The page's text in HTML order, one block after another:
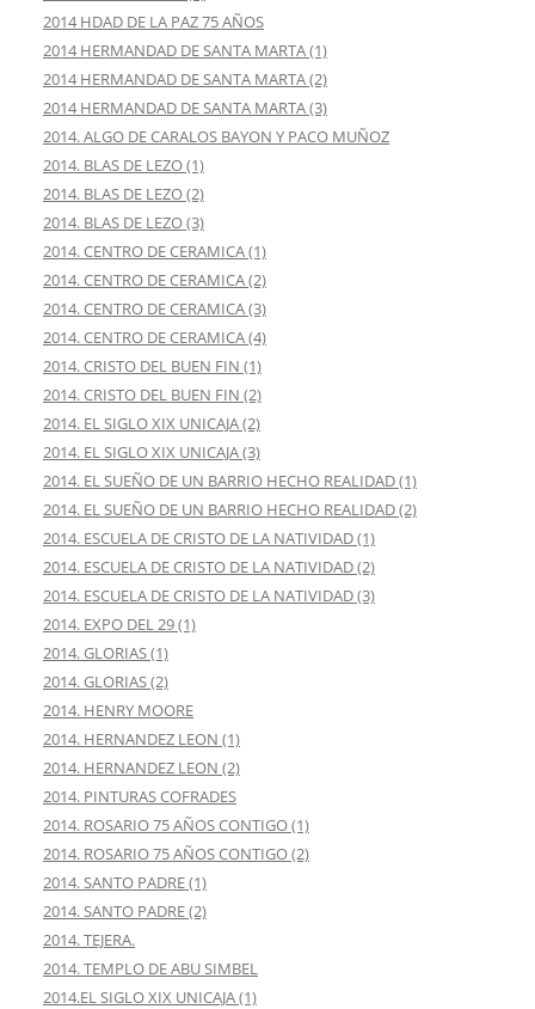
2014 HDAD DE LA PAZ 75 AÑOS
2014 HERMANDAD DE SANTA MARTA (1)
2014 HERMANDAD DE SANTA MARTA (2)
2014 HERMANDAD DE SANTA MARTA (3)
2014. ALGO DE CARALOS BAYON Y PACO MUÑOZ
2014. BLAS DE LEZO (1)
2014. BLAS DE LEZO (2)
2014. BLAS DE LEZO (3)
2014. CENTRO DE CERAMICA (1)
2014. CENTRO DE CERAMICA (2)
2014. CENTRO DE CERAMICA (3)
2014. CENTRO DE CERAMICA (4)
2014. CRISTO DEL BUEN FIN (1)
2014. CRISTO DEL BUEN FIN (2)
2014. EL SIGLO XIX UNICAJA (2)
2014. EL SIGLO XIX UNICAJA (3)
2014. EL SUEÑO DE UN BARRIO HECHO REALIDAD (1)
2014. EL SUEÑO DE UN BARRIO HECHO REALIDAD (2)
2014. ESCUELA DE CRISTO DE LA NATIVIDAD (1)
2014. ESCUELA DE CRISTO DE LA NATIVIDAD (2)
2014. ESCUELA DE CRISTO DE LA NATIVIDAD (3)
2014. EXPO DEL 29 (1)
2014. GLORIAS (1)
2014. GLORIAS (2)
2014. HENRY MOORE
2014. HERNANDEZ LEON (1)
2014. HERNANDEZ LEON (2)
2014. PINTURAS COFRADES
2014. ROSARIO 75 AÑOS CONTIGO (1)
2014. ROSARIO 75 AÑOS CONTIGO (2)
2014. SANTO PADRE (1)
2014. SANTO PADRE (2)
2014. TEJERA.
2014. TEMPLO DE ABU SIMBEL
2014.EL SIGLO XIX UNICAJA (1)